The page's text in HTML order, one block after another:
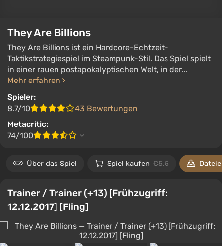
They Are Billions
They Are Billions ist ein Hardcore-Echtzeit-
Taktikstrategiespiel im Steampunk-Stil. Das Spiel spielt
in einer rauen postapokalyptischen Welt, in der...
Mehr erfahren
Spieler:
8.7/10
43 Bewertungen
Metacritic:
74/100
Spiel kaufen €5.5 Dateien Anforderungen
Trainer / Trainer (+13) [Frühzugriff:
12.12.2017] [Fling]